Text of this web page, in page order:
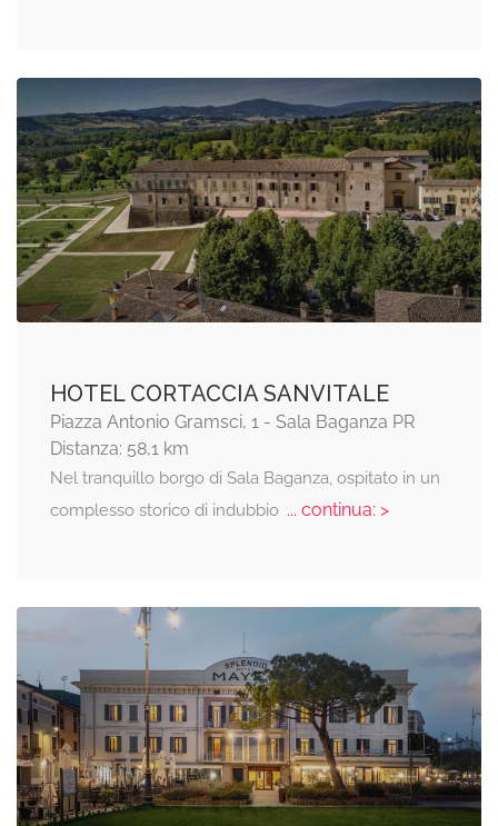
HOTEL CORTACCIA SANVITALE
Piazza Antonio Gramsci, 1 - Sala Baganza PR
Distanza: 58,1 km
Nel tranquillo borgo di Sala Baganza, ospitato in un
complesso storico di indubbio... continua: >